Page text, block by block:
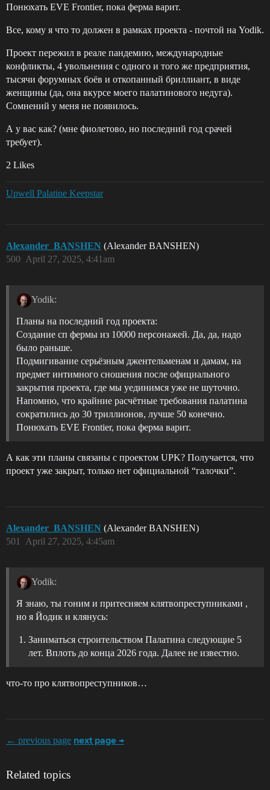
Понюхать EVE Frontier, пока ферма варит.
Все, кому я что то должен в рамках проекта - почтой на Yodik.
Проект пережил в реале пандемию, международные
конфликты, 4 увольнения с одного и того же предприятия,
тысячи форумных боёв и откопанный бриллиант, в виде
женщины (да, она вкурсе моего палатинового недуга).
Сомнений у меня не появилось.
А у вас как? (мне фиолетово, но последний год срачей
требует).
2 Likes
Upwell Palatine Keepstar
Alexander_BANSHEN (Alexander BANSHEN)
April 27, 2025, 4:41am
500
Yodik:
Планы на последний год проекта:
Создание сп фермы из 10000 персонажей. Да, да, надо
было раньше.
Подмигивание серьёзным джентельменам и дамам, на
предмет интимного сношения после официального
закрытия проекта, где мы уединимся уже не шуточно.
Напомню, что крайние расчётные требования палатина
сократились до 30 триллионов, лучше 50 конечно.
Понюхать EVE Frontier, пока ферма варит.
А как эти планы связаны с проектом UPK? Получается, что
проект уже закрыт, только нет официальной “галочки”.
Alexander_BANSHEN (Alexander BANSHEN)
April 27, 2025, 4:45am
501
Yodik:
Я знаю, ты гоним и притесняем клятвопреступниками ,
но я Йодик и клянусь:
Заниматься строительством Палатина следующие 5
лет. Вплоть до конца 2026 года. Далее не известно.
что-то про клятвопреступников…
← previous page next page →
Related topics